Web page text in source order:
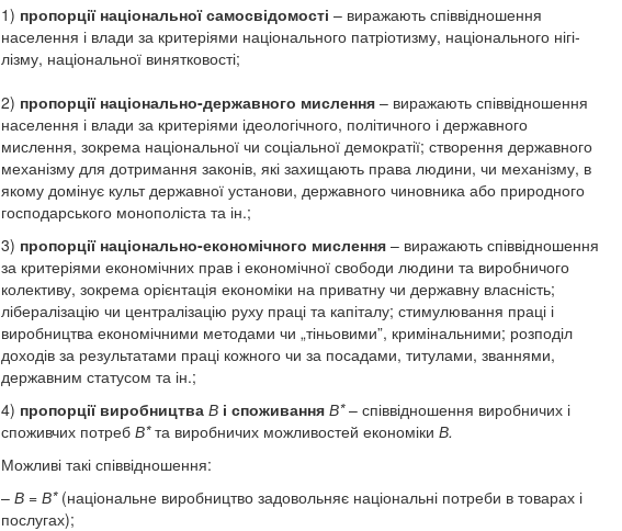
1) пропорції національної самосвідомості – виража­ють співвідношення
населення і влади за критеріями національного патріотизму, національного нігі­
лізму, національної винятковості;
2) пропорції національно-державного мислення– ви­ражають співвідношення
населення і влади за критеріями ідеологічного, політичного і державного
мислення, зокре­ма національної чи соціальної демократії; створення дер­жавного
механізму для дотримання законів, які захища­ють права людини, чи механізму, в
якому домінує культ державної установи, державного чиновника або природно­го
господарського монополіста та ін.;
3) пропорції національно-економічного мислення– виражають співвідношення
за критерія­ми економічних прав і економічної свободи людини та ви­робничого
колективу, зокрема орієнтація економіки на приватну чи державну власність;
лібералізацію чи централізацію руху праці та капіталу; стимулювання праці і
виробництва економічними методами чи „тіньовими”, кримінальними; розподіл
доходів за результатами праці кожного чи за посадами, титулами, званнями,
державним статусом та ін.;
4) пропорції виробництва В і споживання В*– співвід­ношення виробничих і
споживчих потреб В*та виробни­чих можливостей економіки В.
Можливі такі співвідношення:
– В = В* (національне виробництво задовольняє націо­нальні потреби в товарах і
послугах);